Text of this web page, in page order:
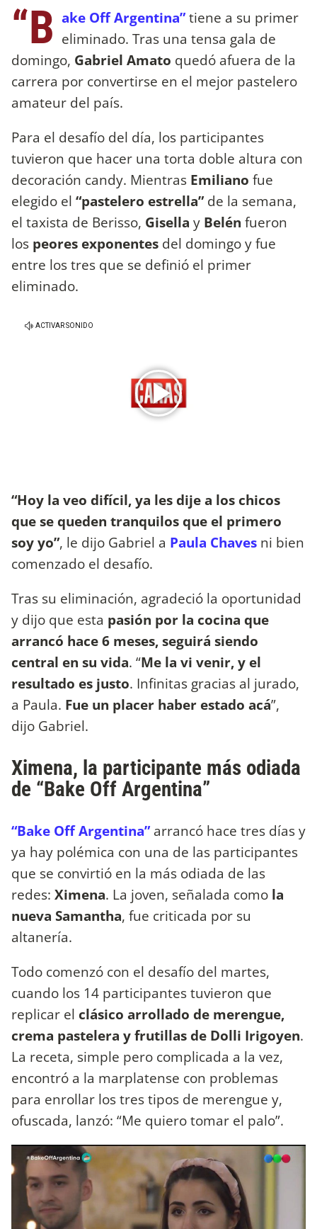
“B ake Off Argentina”tiene a su primer
eliminado. Tras una tensa gala de
domingo, Gabriel Amato quedó afuera de la
carrera por convertirse en el mejor pastelero
amateur del país.
Para el desafío del día, los participantes
tuvieron que hacer una torta doble altura con
decoración candy. Mientras Emiliano fue
elegido el “pastelero estrella”de la semana,
el taxista de Berisso, Gisella y Belén fueron
los peores exponentes del domingo y fue
entre los tres que se definió el primer
eliminado.
“Hoy la veo difícil, ya les dije a los chicos
que se queden tranquilos que el primero
soy yo”, le dijo Gabriel a Paula Chaves ni bien
comenzado el desafío.
Tras su eliminación, agradeció la oportunidad
y dijo que esta pasión por la cocina que
arrancó hace 6 meses, seguirá siendo
central en su vida. “Me la vi venir, y el
resultado es justo. Infinitas gracias al jurado,
a Paula. Fue un placer haber estado acá”,
dijo Gabriel.
Ximena, la participante más odiada
de “Bake Off Argentina”
“Bake Off Argentina”arrancó hace tres días y
ya hay polémica con una de las participantes
que se convirtió en la más odiada de las
redes: Ximena. La joven, señalada como la
nueva Samantha, fue criticada por su
altanería.
Todo comenzó con el desafío del martes,
cuando los 14 participantes tuvieron que
replicar el clásico arrollado de merengue,
crema pastelera y frutillas de Dolli Irigoyen.
La receta, simple pero complicada a la vez,
encontró a la marplatense con problemas
para enrollar los tres tipos de merengue y,
ofuscada, lanzó: “Me quiero tomar el palo”.